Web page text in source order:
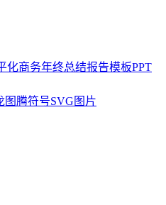
化商务年终总结报告模板PPT